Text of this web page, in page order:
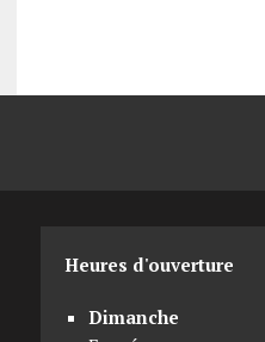
Heures d'ouverture
Dimanche